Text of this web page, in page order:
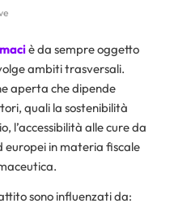
è da sempre oggetto
ambiti trasversali.
aperta che dipende
quali la sostenibilità
l’accessibilità alle cure da
in materia fiscale
sono influenzati da: